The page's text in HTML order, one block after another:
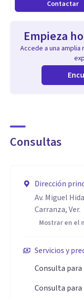
claro y flexible,
que se ajusten a tu
Me dedico al
adolescentes,
Dificultades
Trastornos del
Discapacidad
Cuento con
Contactar
Empieza
Accede a una
Consultas
Dirección
Av. Miguel
Carranza, Ver.
Mostrar en el
Servicios y
Consulta
Consulta